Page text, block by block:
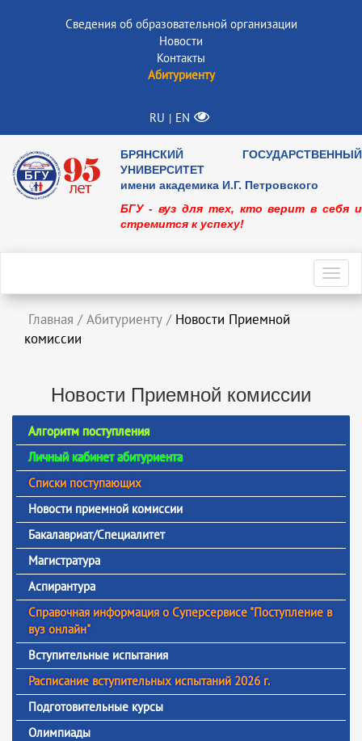
Сведения об образовательной организации
Новости
Контакты
Абитуриенту
RU | EN
БРЯНСКИЙ ГОСУДАРСТВЕННЫЙ
УНИВЕРСИТЕТ
имени академика И.Г. Петровского
БГУ - вуз для тех, кто верит в себя и
стремится к успеху!
Главная / Абитуриенту / Новости Приемной
комиссии
Новости Приемной комиссии
Алгоритм поступления
Личный кабинет абитуриента
Списки поступающих
Новости приемной комиссии
Бакалавриат/Специалитет
Магистратура
Аспирантура
Справочная информация о Суперсервисе "Поступление в
вуз онлайн"
Вступительные испытания
Расписание вступительных испытаний 2026 г.
Подготовительные курсы
Олимпиады